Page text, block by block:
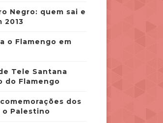
Negro: quem sai e
2013
o Flamengo em
Tele Santana
do Flamengo
dos
Palestino